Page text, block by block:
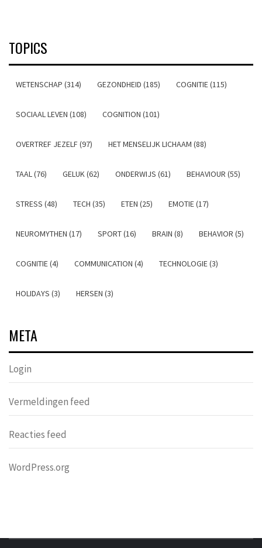
TOPICS
WETENSCHAP (314) GEZONDHEID (185) COGNITIE (115)
SOCIAAL LEVEN (108) COGNITION (101)
OVERTREF JEZELF (97) HET MENSELIJK LICHAAM (88)
TAAL (76) GELUK (62) ONDERWIJS (61) BEHAVIOUR (55)
STRESS (48) TECH (35) ETEN (25) EMOTIE (17)
NEUROMYTHEN (17) SPORT (16) BRAIN (8) BEHAVIOR (5)
COGNITIE (4) COMMUNICATION (4) TECHNOLOGIE (3)
HOLIDAYS (3) HERSEN (3)
META
Login
Vermeldingen feed
Reacties feed
WordPress.org